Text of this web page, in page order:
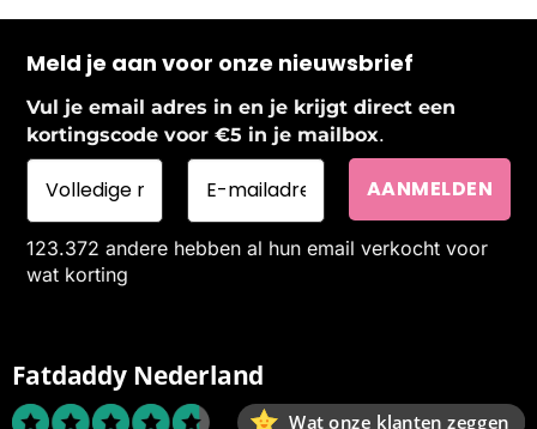
Meld je aan voor onze nieuwsbrief
Vul je email adres in en je krijgt direct een
kortingscode voor €5 in je mailbox.
123.372 andere hebben al hun email verkocht voor
wat korting
Fatdaddy Nederland
Wat onze klanten zeggen